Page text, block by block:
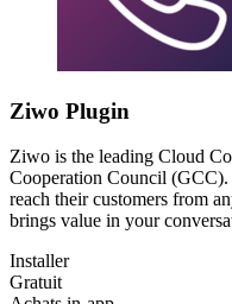
Ziwo Plugin
Ziwo is the leading Cloud
Cooperation Council (GCC).
reach their customers from
brings value in your
Installer
Gratuit